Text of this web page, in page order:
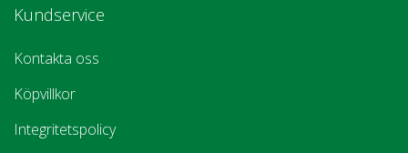
Kundservice
Kontakta oss
Köpvillkor
Integritetspolicy